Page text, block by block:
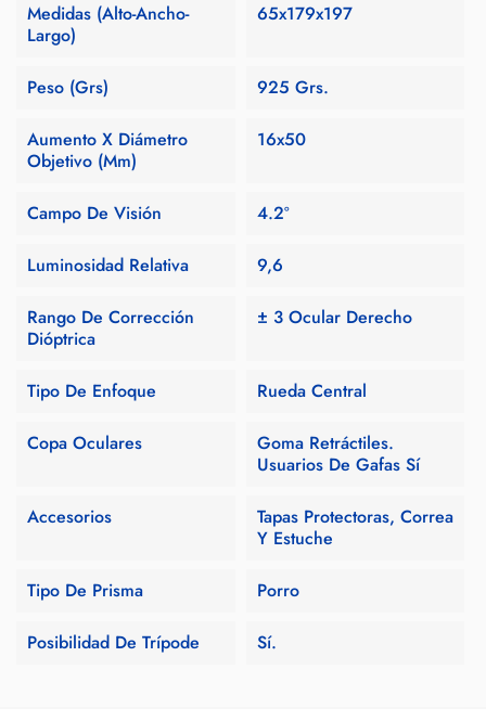
Medidas (Alto-Ancho-
Largo)
65x179x197
Peso (Grs) 925 Grs.
Aumento X Diámetro
Objetivo (mm)
16x50
Campo De Visión 4.2º
Luminosidad Relativa 9,6
Rango De Corrección
Dióptrica
± 3 Ocular Derecho
Tipo De Enfoque Rueda Central
Copa Oculares
Goma Retráctiles.
Usuarios De Gafas Sí
Accesorios
Tapas Protectoras, Correa
Y Estuche
Tipo De Prisma Porro
Posibilidad De Trípode Sí.